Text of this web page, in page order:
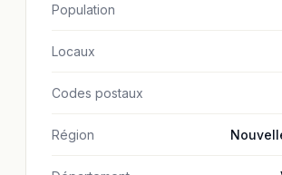
Population
Locaux
Codes postaux
Région